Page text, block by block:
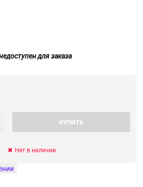
для заказа
КУПИТЬ
Нет в наличии